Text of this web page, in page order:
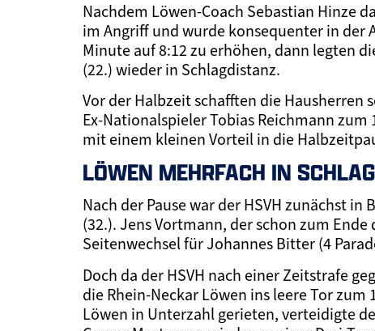
Nachdem Löwen-Coach Sebastian Hinze
im Angriff und wurde konsequenter in der
Minute auf 8:12 zu erhöhen, dann legten
(22.) wieder in Schlagdistanz.
Vor der Halbzeit schafften die Hausherren
Ex-Nationalspieler Tobias Reichmann zum
mit einem kleinen Vorteil in die
LÖWEN MEHRFACH IN
Nach der Pause war der HSVH zunächst
(32.). Jens Vortmann, der schon zum
Seitenwechsel für Johannes Bitter (4
Doch da der HSVH nach einer Zeitstrafe
die Rhein-Neckar Löwen ins leere Tor
Löwen in Unterzahl gerieten, verteidigte